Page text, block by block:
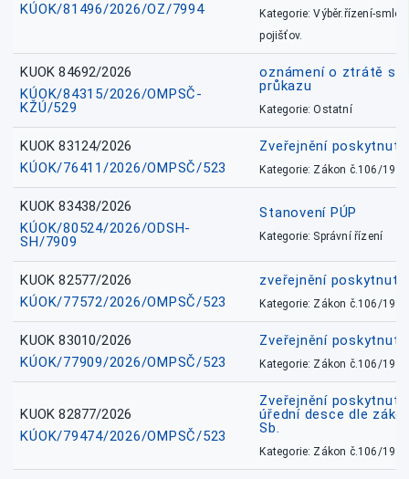
KÚOK/81496/2026/OZ/7994
Kategorie: Výběr.řízení-
pojišťov.
KUOK 84692/2026
KÚOK/84315/2026/OMPSČ-
KŽÚ/529
oznámení o ztrátě
průkazu
Kategorie: Ostatní
KUOK 83124/2026
KÚOK/76411/2026/OMPSČ/523
Zveřejnění
Kategorie: Zákon č.106/1999
KUOK 83438/2026
KÚOK/80524/2026/ODSH-
SH/7909
Stanovení PÚP
Kategorie: Správní řízení
KUOK 82577/2026
KÚOK/77572/2026/OMPSČ/523
zveřejnění
Kategorie: Zákon č.106/1999
KUOK 83010/2026
KÚOK/77909/2026/OMPSČ/523
Zveřejnění
Kategorie: Zákon č.106/1999
KUOK 82877/2026
KÚOK/79474/2026/OMPSČ/523
Zveřejnění
úřední desce dle
Sb.
Kategorie: Zákon č.106/1999